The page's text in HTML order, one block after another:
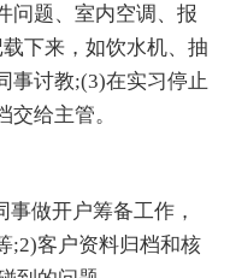
问题、室内空调、报
下来，如饮水机、抽
事讨教;(3)在实习停止
给主管。
做开户筹备工作，
;2)客户资料归档和核